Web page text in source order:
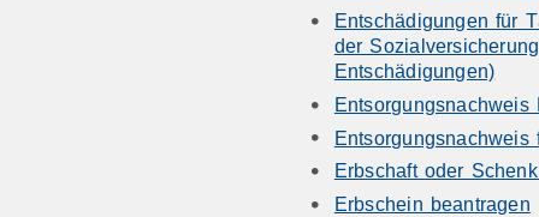
Entschädigungen für
der
Entschädigungen)
Entsorgungsnachweis
Erbschaft oder
Erbschein beantragen